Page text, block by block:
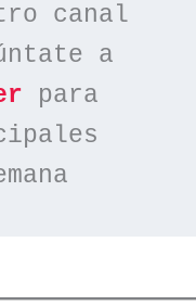
canal
a
para